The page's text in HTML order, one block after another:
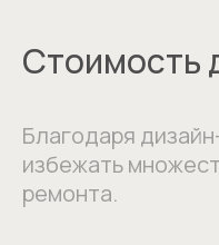
Стоимость
Благодаря
избежать
ремонта.
Получите